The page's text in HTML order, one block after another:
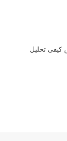
کیفی تحلیل